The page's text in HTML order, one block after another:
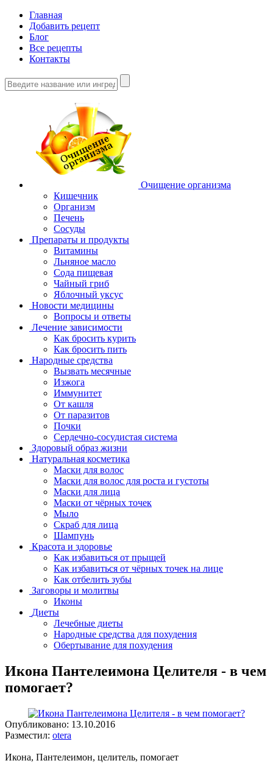
Главная
Добавить рецепт
Блог
Все рецепты
Контакты
Очищение организма
Кишечник
Организм
Печень
Сосуды
Препараты и продукты
Витамины
Льняное масло
Сода пищевая
Чайный гриб
Яблочный уксус
Новости медицины
Вопросы и ответы
Лечение зависимости
Как бросить курить
Как бросить пить
Народные средства
Вызвать месячные
Изжога
Иммунитет
От кашля
От паразитов
Почки
Сердечно-сосудистая система
Здоровый образ жизни
Натуральная косметика
Маски для волос
Маски для волос для роста и густоты
Маски для лица
Маски от чёрных точек
Мыло
Скраб для лица
Шампунь
Красота и здоровье
Как избавиться от прыщей
Как избавиться от чёрных точек на лице
Как отбелить зубы
Заговоры и молитвы
Иконы
Диеты
Лечебные диеты
Народные средства для похудения
Обертывание для похудения
Икона Пантелеимона Целителя - в чем
помогает?
Опубликовано: 13.10.2016
Разместил: otera
Икона, Пантелеимон, целитель, помогает